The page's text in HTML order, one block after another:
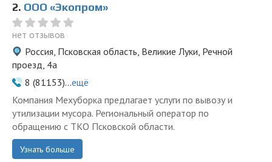
2. ООО «Экопром»
нет отзывов
Россия, Псковская область, Великие Луки, Речной
проезд, 4а
8 (81153)...ещё
Компания Мехуборка предлагает услуги по вывозу и
утилизации мусора. Региональный оператор по
обращению с ТКО Псковской области.
Узнать больше